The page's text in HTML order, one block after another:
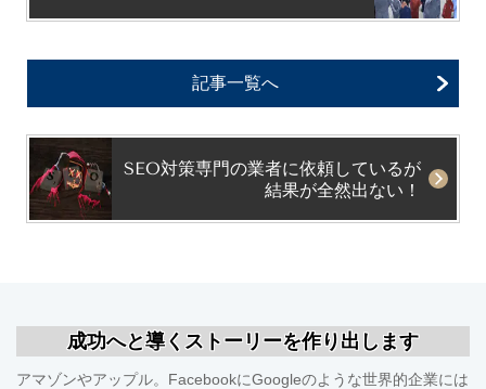
記事一覧へ
SEO対策専門の業者に依頼しているが
結果が全然出ない！
成功へと導くストーリーを作り出します
アマゾンやアップル。FacebookにGoogleのような世界的企業には